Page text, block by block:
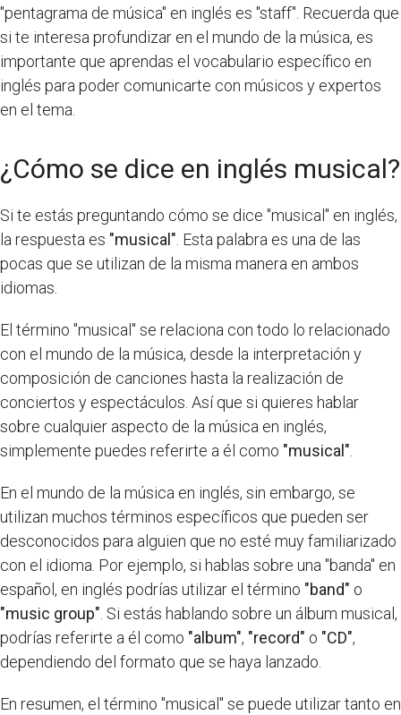
"pentagrama de música" en inglés es "staff". Recuerda que
si te interesa profundizar en el mundo de la música, es
importante que aprendas el vocabulario específico en
inglés para poder comunicarte con músicos y expertos
en el tema.
¿Cómo se dice en inglés musical?
Si te estás preguntando cómo se dice "musical" en inglés,
la respuesta es "musical". Esta palabra es una de las
pocas que se utilizan de la misma manera en ambos
idiomas.
El término "musical" se relaciona con todo lo relacionado
con el mundo de la música, desde la interpretación y
composición de canciones hasta la realización de
conciertos y espectáculos. Así que si quieres hablar
sobre cualquier aspecto de la música en inglés,
simplemente puedes referirte a él como "musical".
En el mundo de la música en inglés, sin embargo, se
utilizan muchos términos específicos que pueden ser
desconocidos para alguien que no esté muy familiarizado
con el idioma. Por ejemplo, si hablas sobre una "banda" en
español, en inglés podrías utilizar el término "band" o
"music group". Si estás hablando sobre un álbum musical,
podrías referirte a él como "album", "record" o "CD",
dependiendo del formato que se haya lanzado.
En resumen, el término "musical" se puede utilizar tanto en